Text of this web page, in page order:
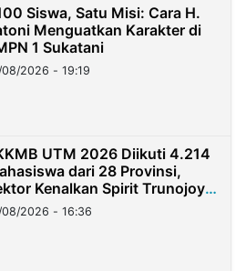
Siswa, Satu Misi: Cara H.
Menguatkan Karakter di
1 Sukatani
08/2026 - 19:19
UTM 2026 Diikuti 4.214
dari 28 Provinsi,
Kenalkan Spirit Trunojoyo
Kini
08/2026 - 16:36